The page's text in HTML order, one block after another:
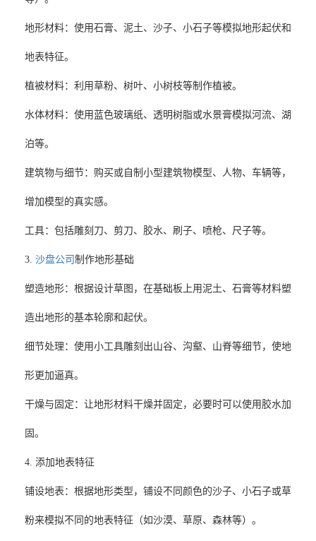
‌地形材料‌：使用石膏、泥土、沙子、小石子等模拟地形起伏和
地表特征。
‌植被材料‌：利用草粉、树叶、小树枝等制作植被。
‌水体材料‌：使用蓝色玻璃纸、透明树脂或水景膏模拟河流、湖
泊等。
‌建筑物与细节‌：购买或自制小型建筑物模型、人物、车辆等，
增加模型的真实感。
‌工具‌：包括雕刻刀、剪刀、胶水、刷子、喷枪、尺子等。
3. 沙盘公司 制作地形基础
‌塑造地形‌：根据设计草图，在基础板上用泥土、石膏等材料塑
造出地形的基本轮廓和起伏。
‌细节处理‌：使用小工具雕刻出山谷、沟壑、山脊等细节，使地
形更加逼真。
‌干燥与固定‌：让地形材料干燥并固定，必要时可以使用胶水加
固。
4. 添加地表特征
‌铺设地表‌：根据地形类型，铺设不同颜色的沙子、小石子或草
粉来模拟不同的地表特征（如沙漠、草原、森林等）。